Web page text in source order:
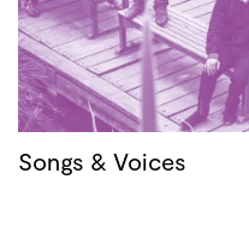
Songs & Voices